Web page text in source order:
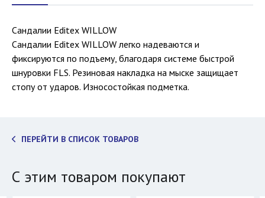
Сандалии Editex WILLOW
Сандалии Editex WILLOW легко надеваются и
фиксируются по подъему, благодаря системе быстрой
шнуровки FLS. Резиновая накладка на мыске защищает
стопу от ударов. Износостойкая подметка.
ПЕРЕЙТИ В СПИСОК ТОВАРОВ
С этим товаром покупают